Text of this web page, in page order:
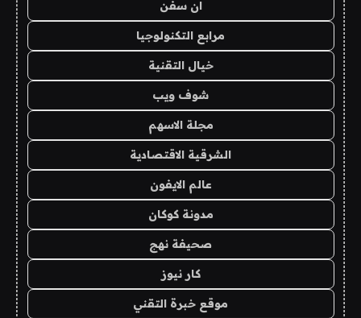
ان سفن
مرابع التكنولوجيا
خيال التقنية
شوف ويب
مجلة الاسهم
الشرقية الاقتصادية
عالم الايفون
مدونة كوكان
صحيفة نهج
كار نيوز
موقع خبرة التقني